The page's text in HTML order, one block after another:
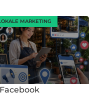
MARKETING
Facebook